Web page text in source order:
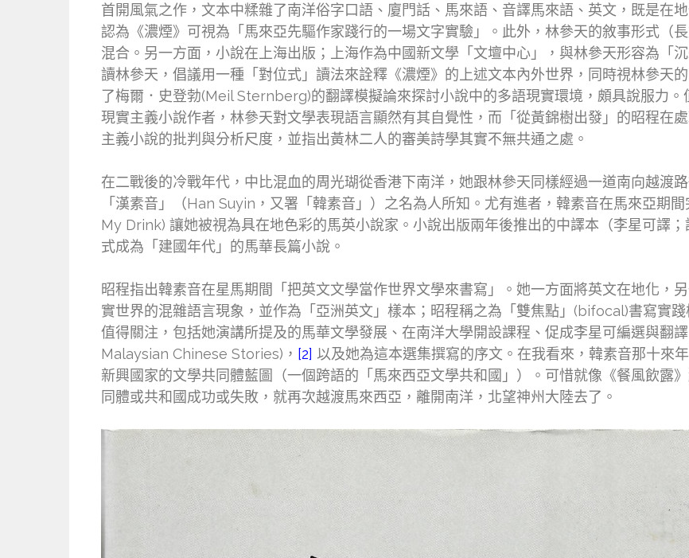
首開風氣之作，文本中糅雜了南洋俗字口語、廈門話、馬來語、音譯馬來語、英文，既是在
認為《濃煙》可視為「馬來亞先驅作家踐行的一場文字實驗」。此外，林參天的敘事形式（
混合。另一方面，小說在上海出版；上海作為中國新文學「文壇中心」，與林參天形容為「
讀林參天，倡議用一種「對位式」讀法來詮釋《濃煙》的上述文本內外世界，同時視林參天
了梅爾．史登勃(Meil Sternberg)的翻譯模擬論來探討小說中的多語現實環境，頗具說服力
現實主義小說作者，林參天對文學表現語言顯然有其自覺性，而「從黃錦樹出發」的昭程在
主義小說的批判與分析尺度，並指出黃林二人的審美詩學其實不無共通之處。
在二戰後的冷戰年代，中比混血的周光瑚從香港下南洋，她跟林參天同樣經過一道南向越渡
「漢素音」（Han Suyin，又署「韓素音」）之名為人所知。尤有進者，韓素音在馬來亞期
My Drink) 讓她被視為具在地色彩的馬英小說家。小說出版兩年後推出的中譯本（李星可譯
式成為「建國年代」的馬華長篇小說。
昭程指出韓素音在星馬期間「把英文文學當作世界文學來書寫」。她一方面將英文在地化，
實世界的混雜語言現象，並作為「亞洲英文」樣本；昭程稱之為「雙焦點」(bifocal)書寫實
值得關注，包括她演講所提及的馬華文學發展、在南洋大學開設課程、促成李星可編選與翻
Malaysian Chinese Stories)， [2] 以及她為這本選集撰寫的序文。在我看來，韓素音那十來
新興國家的文學共同體藍圖（一個跨語的「馬來西亞文學共和國」）。可惜就像《餐風飲露
同體或共和國成功或失敗，就再次越渡馬來西亞，離開南洋，北望神州大陸去了。